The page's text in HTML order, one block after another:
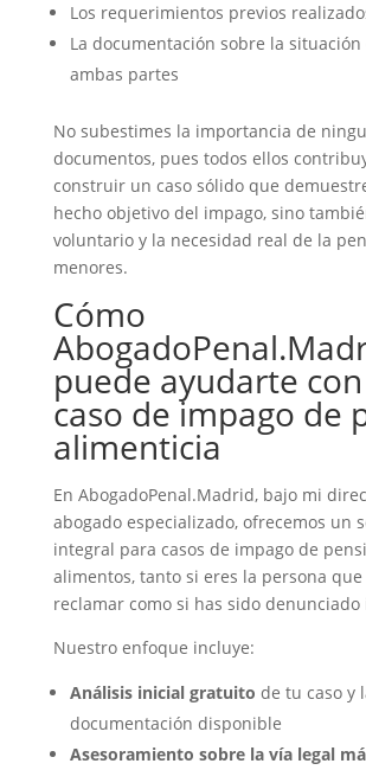
Los requerimientos previos
La documentación sobre la situación
ambas partes
No subestimes la importancia de
documentos, pues todos ellos
construir un caso sólido que
hecho objetivo del impago, sino
voluntario y la necesidad real de la
menores.
Cómo
puede ayudarte
caso de impago de
alimenticia
En AbogadoPenal.Madrid, bajo mi
abogado especializado, ofrecemos un
integral para casos de impago de
alimentos, tanto si eres la persona que
reclamar como si has sido
Nuestro enfoque incluye:
Análisis inicial gratuito de tu caso y
documentación disponible
Asesoramiento sobre la vía legal